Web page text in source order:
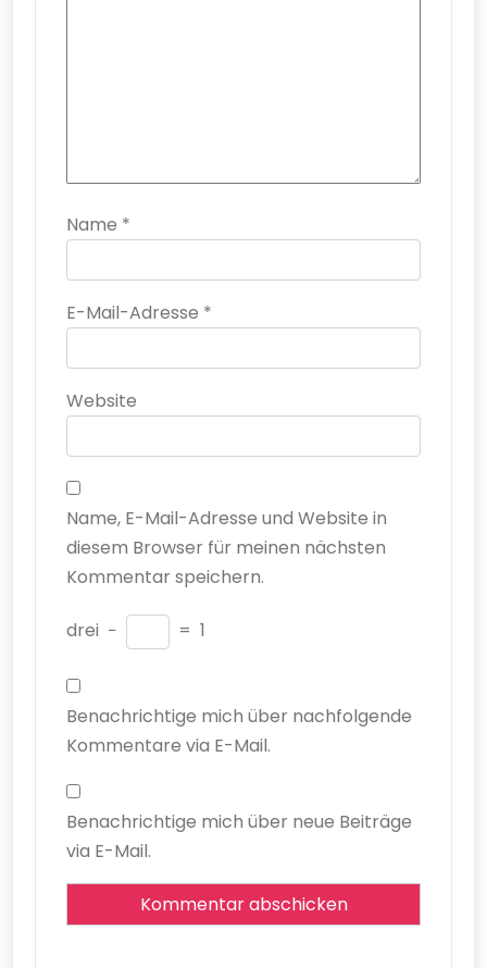
Name *
E-Mail-Adresse *
Website
Name, E-Mail-Adresse und Website in
diesem Browser für meinen nächsten
Kommentar speichern.
drei − = 1
Benachrichtige mich über nachfolgende
Kommentare via E-Mail.
Benachrichtige mich über neue Beiträge
via E-Mail.